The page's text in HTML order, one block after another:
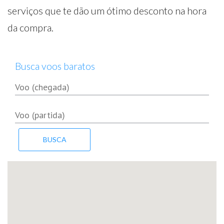
serviços que te dão um ótimo desconto na hora
da compra.
Busca voos baratos